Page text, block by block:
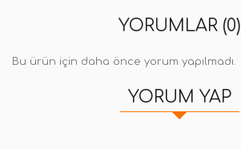
YORUMLAR (0)
Bu ürün için daha önce yorum yapılmadı.
YORUM YAP